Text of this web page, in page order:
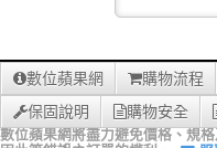
數位蘋果網 購物流程
保固說明
購物安全
數位蘋果網將盡力避免價格、規